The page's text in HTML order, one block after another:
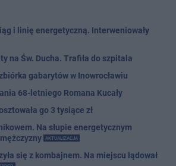
i linię energetyczną. Interweniowały
na Św. Ducha. Trafiła do szpitala
gabarytów w Inowrocławiu
68-letniego Romana Kucały
go 3 tysiące zł
Na słupie energetycznym
AKTUALIZACJA
się z kombajnem. Na miejscu lądował